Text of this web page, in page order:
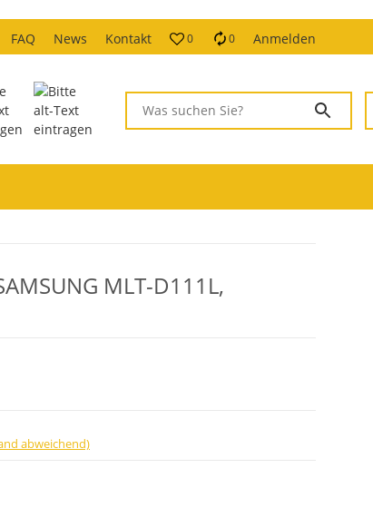
FAQ News Kontakt 0 0 Anmelden
MLT-D111L,
abweichend)